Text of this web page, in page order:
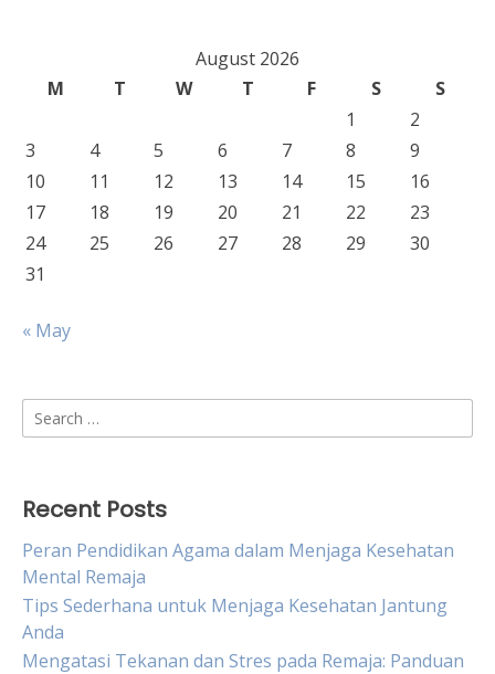
August 2026
M
T W T F S
S
1
2
3
4 5 6 7 8
9
10
11 12 13 14 15
16
17
18 19 20 21 22
23
24
25 26 27 28 29
30
31
« May
Search
for:
Recent Posts
Peran Pendidikan Agama dalam Menjaga Kesehatan
Mental Remaja
Tips Sederhana untuk Menjaga Kesehatan Jantung
Anda
Mengatasi Tekanan dan Stres pada Remaja: Panduan